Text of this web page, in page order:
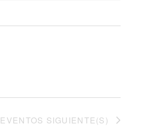
EVENTOS SIGUIENTE(S)